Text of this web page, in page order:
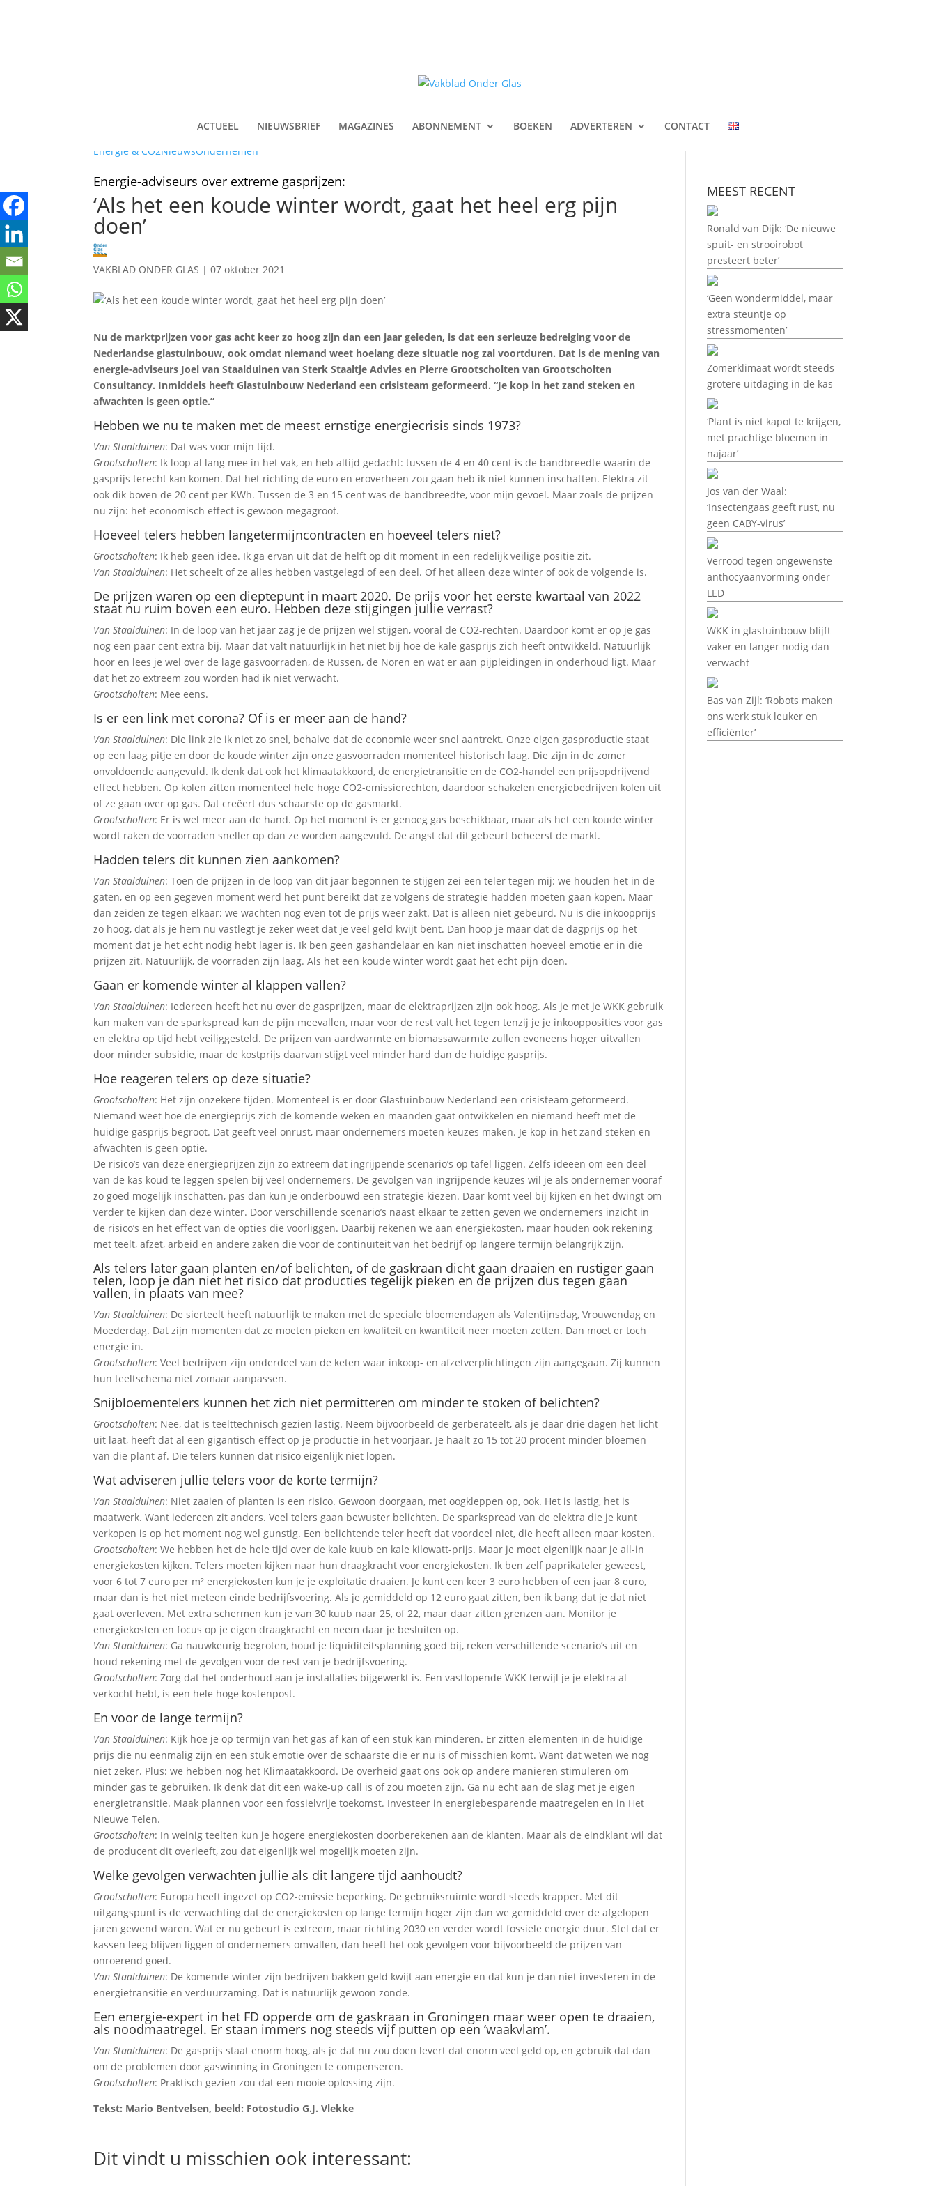
ACTUEEL NIEUWSBRIEF MAGAZINES ABONNEMENT BOEKEN ADVERTEREN
CONTACT
Energie & CO2NieuwsOndernemen
Energie-adviseurs over extreme gasprijzen:
‘Als het een koude winter wordt, gaat het heel erg pijn
doen’
VAKBLAD ONDER GLAS |07 oktober 2021
Nu de marktprijzen voor gas acht keer zo hoog zijn dan een jaar geleden, is dat een serieuze bedreiging voor de
Nederlandse glastuinbouw, ook omdat niemand weet hoelang deze situatie nog zal voortduren. Dat is de mening van
energie-adviseurs Joel van Staalduinen van Sterk Staaltje Advies en Pierre Grootscholten van Grootscholten
Consultancy. Inmiddels heeft Glastuinbouw Nederland een crisisteam geformeerd. “Je kop in het zand steken en
afwachten is geen optie.”
Hebben we nu te maken met de meest ernstige energiecrisis sinds 1973?
Van Staalduinen: Dat was voor mijn tijd.
Grootscholten: Ik loop al lang mee in het vak, en heb altijd gedacht: tussen de 4 en 40 cent is de bandbreedte waarin de
gasprijs terecht kan komen. Dat het richting de euro en eroverheen zou gaan heb ik niet kunnen inschatten. Elektra zit
ook dik boven de 20 cent per KWh. Tussen de 3 en 15 cent was de bandbreedte, voor mijn gevoel. Maar zoals de prijzen
nu zijn: het economisch effect is gewoon megagroot.
Hoeveel telers hebben langetermijncontracten en hoeveel telers niet?
Grootscholten: Ik heb geen idee. Ik ga ervan uit dat de helft op dit moment in een redelijk veilige positie zit.
Van Staalduinen: Het scheelt of ze alles hebben vastgelegd of een deel. Of het alleen deze winter of ook de volgende is.
De prijzen waren op een dieptepunt in maart 2020. De prijs voor het eerste kwartaal van 2022
staat nu ruim boven een euro. Hebben deze stijgingen jullie verrast?
Van Staalduinen: In de loop van het jaar zag je de prijzen wel stijgen, vooral de CO2-rechten. Daardoor komt er op je gas
nog een paar cent extra bij. Maar dat valt natuurlijk in het niet bij hoe de kale gasprijs zich heeft ontwikkeld. Natuurlijk
hoor en lees je wel over de lage gasvoorraden, de Russen, de Noren en wat er aan pijpleidingen in onderhoud ligt. Maar
dat het zo extreem zou worden had ik niet verwacht.
Grootscholten: Mee eens.
Is er een link met corona? Of is er meer aan de hand?
Van Staalduinen: Die link zie ik niet zo snel, behalve dat de economie weer snel aantrekt. Onze eigen gasproductie staat
op een laag pitje en door de koude winter zijn onze gasvoorraden momenteel historisch laag. Die zijn in de zomer
onvoldoende aangevuld. Ik denk dat ook het klimaatakkoord, de energietransitie en de CO2-handel een prijsopdrijvend
effect hebben. Op kolen zitten momenteel hele hoge CO2-emissierechten, daardoor schakelen energiebedrijven kolen uit
of ze gaan over op gas. Dat creëert dus schaarste op de gasmarkt.
Grootscholten: Er is wel meer aan de hand. Op het moment is er genoeg gas beschikbaar, maar als het een koude winter
wordt raken de voorraden sneller op dan ze worden aangevuld. De angst dat dit gebeurt beheerst de markt.
Hadden telers dit kunnen zien aankomen?
Van Staalduinen: Toen de prijzen in de loop van dit jaar begonnen te stijgen zei een teler tegen mij: we houden het in de
gaten, en op een gegeven moment werd het punt bereikt dat ze volgens de strategie hadden moeten gaan kopen. Maar
dan zeiden ze tegen elkaar: we wachten nog even tot de prijs weer zakt. Dat is alleen niet gebeurd. Nu is die inkoopprijs
zo hoog, dat als je hem nu vastlegt je zeker weet dat je veel geld kwijt bent. Dan hoop je maar dat de dagprijs op het
moment dat je het echt nodig hebt lager is. Ik ben geen gashandelaar en kan niet inschatten hoeveel emotie er in die
prijzen zit. Natuurlijk, de voorraden zijn laag. Als het een koude winter wordt gaat het echt pijn doen.
Gaan er komende winter al klappen vallen?
Van Staalduinen: Iedereen heeft het nu over de gasprijzen, maar de elektraprijzen zijn ook hoog. Als je met je WKK gebruik
kan maken van de sparkspread kan de pijn meevallen, maar voor de rest valt het tegen tenzij je je inkoopposities voor gas
en elektra op tijd hebt veiliggesteld. De prijzen van aardwarmte en biomassawarmte zullen eveneens hoger uitvallen
door minder subsidie, maar de kostprijs daarvan stijgt veel minder hard dan de huidige gasprijs.
Hoe reageren telers op deze situatie?
Grootscholten: Het zijn onzekere tijden. Momenteel is er door Glastuinbouw Nederland een crisisteam geformeerd.
Niemand weet hoe de energieprijs zich de komende weken en maanden gaat ontwikkelen en niemand heeft met de
huidige gasprijs begroot. Dat geeft veel onrust, maar ondernemers moeten keuzes maken. Je kop in het zand steken en
afwachten is geen optie.
De risico’s van deze energieprijzen zijn zo extreem dat ingrijpende scenario’s op tafel liggen. Zelfs ideeën om een deel
van de kas koud te leggen spelen bij veel ondernemers. De gevolgen van ingrijpende keuzes wil je als ondernemer vooraf
zo goed mogelijk inschatten, pas dan kun je onderbouwd een strategie kiezen. Daar komt veel bij kijken en het dwingt om
verder te kijken dan deze winter. Door verschillende scenario’s naast elkaar te zetten geven we ondernemers inzicht in
de risico’s en het effect van de opties die voorliggen. Daarbij rekenen we aan energiekosten, maar houden ook rekening
met teelt, afzet, arbeid en andere zaken die voor de continuïteit van het bedrijf op langere termijn belangrijk zijn.
Als telers later gaan planten en/of belichten, of de gaskraan dicht gaan draaien en rustiger gaan
telen, loop je dan niet het risico dat producties tegelijk pieken en de prijzen dus tegen gaan
vallen, in plaats van mee?
Van Staalduinen: De sierteelt heeft natuurlijk te maken met de speciale bloemendagen als Valentijnsdag, Vrouwendag en
Moederdag. Dat zijn momenten dat ze moeten pieken en kwaliteit en kwantiteit neer moeten zetten. Dan moet er toch
energie in.
Grootscholten: Veel bedrijven zijn onderdeel van de keten waar inkoop- en afzetverplichtingen zijn aangegaan. Zij kunnen
hun teeltschema niet zomaar aanpassen.
Snijbloementelers kunnen het zich niet permitteren om minder te stoken of belichten?
Grootscholten: Nee, dat is teelttechnisch gezien lastig. Neem bijvoorbeeld de gerberateelt, als je daar drie dagen het licht
uit laat, heeft dat al een gigantisch effect op je productie in het voorjaar. Je haalt zo 15 tot 20 procent minder bloemen
van die plant af. Die telers kunnen dat risico eigenlijk niet lopen.
Wat adviseren jullie telers voor de korte termijn?
Van Staalduinen: Niet zaaien of planten is een risico. Gewoon doorgaan, met oogkleppen op, ook. Het is lastig, het is
maatwerk. Want iedereen zit anders. Veel telers gaan bewuster belichten. De sparkspread van de elektra die je kunt
verkopen is op het moment nog wel gunstig. Een belichtende teler heeft dat voordeel niet, die heeft alleen maar kosten.
Grootscholten: We hebben het de hele tijd over de kale kuub en kale kilowatt-prijs. Maar je moet eigenlijk naar je all-in
energiekosten kijken. Telers moeten kijken naar hun draagkracht voor energiekosten. Ik ben zelf paprikateler geweest,
voor 6 tot 7 euro per m² energiekosten kun je je exploitatie draaien. Je kunt een keer 3 euro hebben of een jaar 8 euro,
maar dan is het niet meteen einde bedrijfsvoering. Als je gemiddeld op 12 euro gaat zitten, ben ik bang dat je dat niet
gaat overleven. Met extra schermen kun je van 30 kuub naar 25, of 22, maar daar zitten grenzen aan. Monitor je
energiekosten en focus op je eigen draagkracht en neem daar je besluiten op.
Van Staalduinen: Ga nauwkeurig begroten, houd je liquiditeitsplanning goed bij, reken verschillende scenario’s uit en
houd rekening met de gevolgen voor de rest van je bedrijfsvoering.
Grootscholten: Zorg dat het onderhoud aan je installaties bijgewerkt is. Een vastlopende WKK terwijl je je elektra al
verkocht hebt, is een hele hoge kostenpost.
En voor de lange termijn?
Van Staalduinen: Kijk hoe je op termijn van het gas af kan of een stuk kan minderen. Er zitten elementen in de huidige
prijs die nu eenmalig zijn en een stuk emotie over de schaarste die er nu is of misschien komt. Want dat weten we nog
niet zeker. Plus: we hebben nog het Klimaatakkoord. De overheid gaat ons ook op andere manieren stimuleren om
minder gas te gebruiken. Ik denk dat dit een wake-up call is of zou moeten zijn. Ga nu echt aan de slag met je eigen
energietransitie. Maak plannen voor een fossielvrije toekomst. Investeer in energiebesparende maatregelen en in Het
Nieuwe Telen.
Grootscholten: In weinig teelten kun je hogere energiekosten doorberekenen aan de klanten. Maar als de eindklant wil dat
de producent dit overleeft, zou dat eigenlijk wel mogelijk moeten zijn.
Welke gevolgen verwachten jullie als dit langere tijd aanhoudt?
Grootscholten: Europa heeft ingezet op CO2-emissie beperking. De gebruiksruimte wordt steeds krapper. Met dit
uitgangspunt is de verwachting dat de energiekosten op lange termijn hoger zijn dan we gemiddeld over de afgelopen
jaren gewend waren. Wat er nu gebeurt is extreem, maar richting 2030 en verder wordt fossiele energie duur. Stel dat er
kassen leeg blijven liggen of ondernemers omvallen, dan heeft het ook gevolgen voor bijvoorbeeld de prijzen van
onroerend goed.
Van Staalduinen: De komende winter zijn bedrijven bakken geld kwijt aan energie en dat kun je dan niet investeren in de
energietransitie en verduurzaming. Dat is natuurlijk gewoon zonde.
Een energie-expert in het FD opperde om de gaskraan in Groningen maar weer open te draaien,
als noodmaatregel. Er staan immers nog steeds vijf putten op een ‘waakvlam’.
Van Staalduinen: De gasprijs staat enorm hoog, als je dat nu zou doen levert dat enorm veel geld op, en gebruik dat dan
om de problemen door gaswinning in Groningen te compenseren.
Grootscholten: Praktisch gezien zou dat een mooie oplossing zijn.
Tekst: Mario Bentvelsen, beeld: Fotostudio G.J. Vlekke
Dit vindt u misschien ook interessant:
MEEST RECENT
Ronald van Dijk: ‘De nieuwe
spuit- en strooirobot
presteert beter’
‘Geen wondermiddel, maar
extra steuntje op
stressmomenten’
Zomerklimaat wordt steeds
grotere uitdaging in de kas
‘Plant is niet kapot te krijgen,
met prachtige bloemen in
najaar’
Jos van der Waal:
‘Insectengaas geeft rust, nu
geen CABY-virus’
Verrood tegen ongewenste
anthocyaanvorming onder
LED
WKK in glastuinbouw blijft
vaker en langer nodig dan
verwacht
Bas van Zijl: ‘Robots maken
ons werk stuk leuker en
efficiënter’